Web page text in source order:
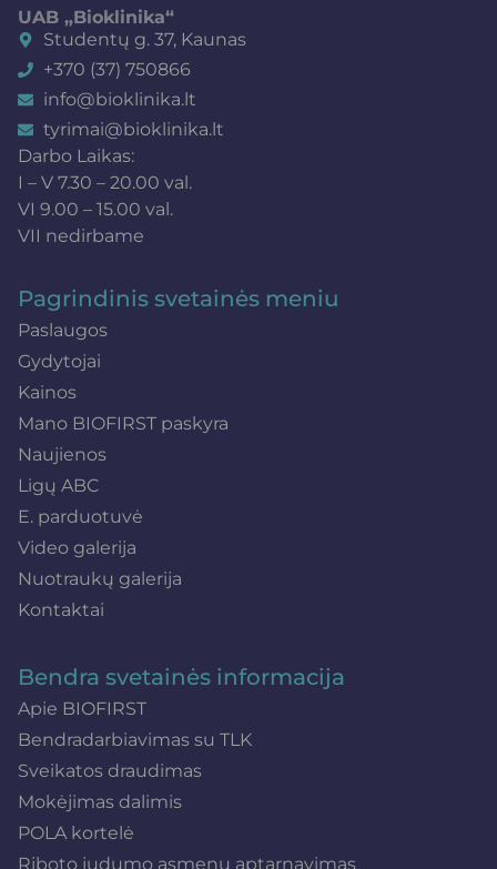
UAB „Bioklinika“
Studentų g. 37, Kaunas
+370 (37) 750866
info@bioklinika.lt
tyrimai@bioklinika.lt
Darbo Laikas:
I – V 7.30 – 20.00 val.
VI 9.00 – 15.00 val.
VII nedirbame
Pagrindinis svetainės meniu
Paslaugos
Gydytojai
Kainos
Mano BIOFIRST paskyra
Naujienos
Ligų ABC
E. parduotuvė
Video galerija
Nuotraukų galerija
Kontaktai
Bendra svetainės informacija
Apie BIOFIRST
Bendradarbiavimas su TLK
Sveikatos draudimas
Mokėjimas dalimis
POLA kortelė
Riboto judumo asmenų aptarnavimas